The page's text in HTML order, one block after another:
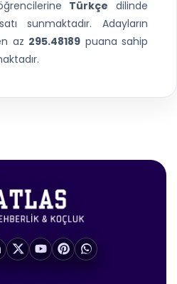
Türkçe dilinde
sunmaktadır. Adayların
az 295.48189 puana sahip